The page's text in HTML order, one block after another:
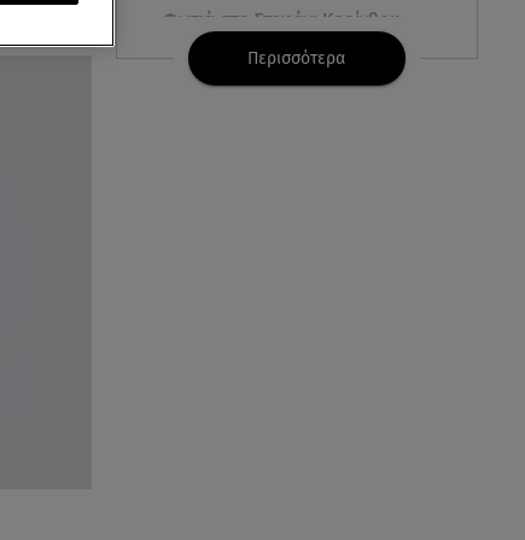
Φωτιά στο Στεφάνι Κορίνθου:
Μήνυμα από το 112 -
Σηκώθηκαν εναέρια μέσα
Περισσότερα